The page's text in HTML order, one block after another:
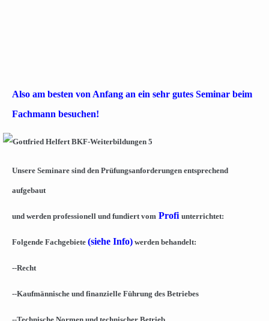
Also am besten von Anfang an ein sehr gutes Seminar beim
Fachmann besuchen!
Unsere Seminare sind den Prüfungsanforderungen entsprechend
aufgebaut
und werden professionell und fundiert vom Profi unterrichtet:
Folgende Fachgebiete (siehe Info) werden behandelt:
--Recht
--Kaufmännische und finanzielle Führung des Betriebes